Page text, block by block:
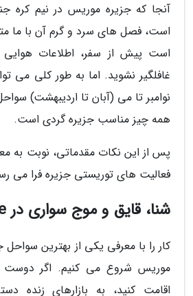
آنجا که جزیره موریس در نیم کره
است، فصل های سرد و گرم آن با ما
است پیش از سفر، اطلاعات هوایی
غافلگیر نشوید. اما به طور کلی می
نوامبر تا می (آبان تا اردیبهشت)
همه چیز مناسب جزیره گردی است.
پس از این نکات مقدماتی، نوبت به
فعالیت های توریستی جزیره فرا می
شنا، قایق و موج سواری در Grand Baie
کار را با معرفی یکی از بهترین
موریس شروع می کنیم. اگر دوست
اقامت کنید، به بازارهای زنده